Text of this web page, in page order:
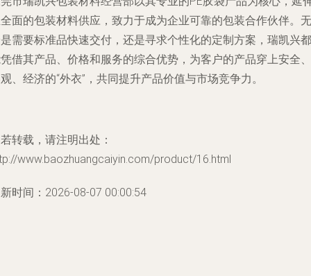
面的包装材料供应，致力于成为企业可靠的包装合作伙伴。无
需要标准品快速交付，还是寻求个性化的定制方案，瑞凯兴都
借其产品、价格和服务的综合优势，为客户的产品穿上安全、
、经济的“外衣”，共同提升产品价值与市场竞争力。
转载，请注明出处：
www.baozhuangcaiyin.com/product/16.html
时间：2026-08-07 00:00:54